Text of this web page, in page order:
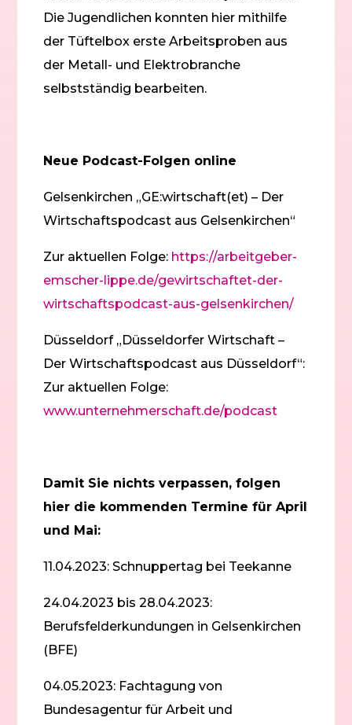
Die Jugendlichen konnten hier mithilfe
der Tüftelbox erste Arbeitsproben aus
der Metall- und Elektrobranche
selbstständig bearbeiten.
Neue Podcast-Folgen online
Gelsenkirchen „GE:wirtschaft(et) – Der
Wirtschaftspodcast aus Gelsenkirchen“
Zur aktuellen Folge: https://arbeitgeber-
emscher-lippe.de/gewirtschaftet-der-
wirtschaftspodcast-aus-gelsenkirchen/
Düsseldorf „Düsseldorfer Wirtschaft –
Der Wirtschaftspodcast aus Düsseldorf“:
Zur aktuellen Folge:
www.unternehmerschaft.de/podcast
Damit Sie nichts verpassen, folgen
hier die kommenden Termine für April
und Mai:
11.04.2023: Schnuppertag bei Teekanne
24.04.2023 bis 28.04.2023:
Berufsfelderkundungen in Gelsenkirchen
(BFE)
04.05.2023: Fachtagung von
Bundesagentur für Arbeit und